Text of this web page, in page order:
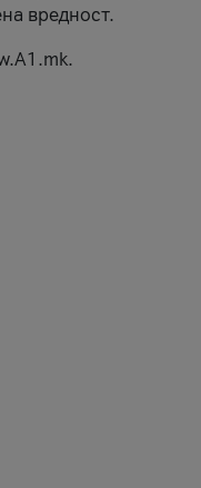
вредност.